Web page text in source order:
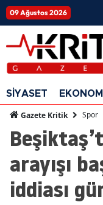
09 Ağustos 2026
SİYASET EKONOMİ
Gazete Kritik Spor
arayışı
iddiası